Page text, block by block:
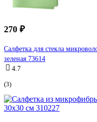
270 ₽
Салфетка для стекла
зеленая 73614
4.7
(3)